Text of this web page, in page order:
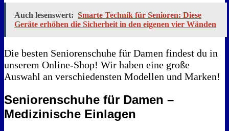
Auch lesenswert: Smarte Technik für Senioren: Diese
Geräte erhöhen die Sicherheit in den eigenen vier Wänden
Die besten Seniorenschuhe für Damen findest du in
unserem Online-Shop! Wir haben eine große
Auswahl an verschiedensten Modellen und Marken!
Seniorenschuhe für Damen –
Medizinische Einlagen